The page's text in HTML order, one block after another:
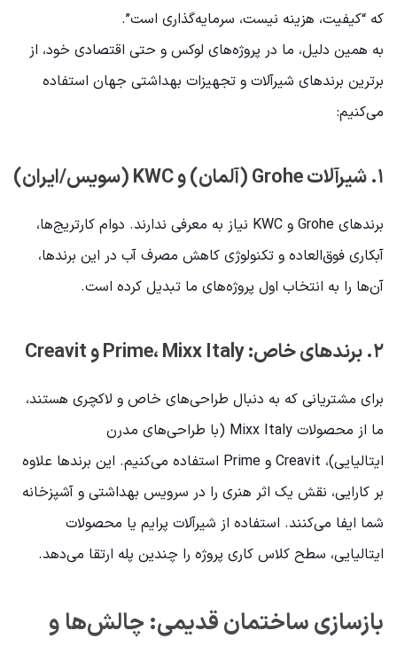
که “کیفیت، هزینه نیست، سرمایه‌گذاری است”.
به همین دلیل، ما در پروژه‌های لوکس و حتی اقتصادی خود، از
برترین برندهای شیرآلات و تجهیزات بهداشتی جهان استفاده
می‌کنیم:
۱. شیرآلات Grohe (آلمان) و KWC (سویس/ایران)
برندهای Grohe و KWC نیاز به معرفی ندارند. دوام کارتریج‌ها،
آبکاری فوق‌العاده و تکنولوژی کاهش مصرف آب در این برندها،
آن‌ها را به انتخاب اول پروژه‌های ما تبدیل کرده است.
۲. برندهای خاص: Prime، Mixx Italy و Creavit
برای مشتریانی که به دنبال طراحی‌های خاص و لاکچری هستند،
ما از محصولات Mixx Italy (با طراحی‌های مدرن
ایتالیایی)، Creavit و Prime استفاده می‌کنیم. این برندها علاوه
بر کارایی، نقش یک اثر هنری را در سرویس بهداشتی و آشپزخانه
شما ایفا می‌کنند. استفاده از شیرآلات پرایم یا محصولات
ایتالیایی، سطح کلاس کاری پروژه را چندین پله ارتقا می‌دهد.
بازسازی ساختمان قدیمی: چالش‌ها و